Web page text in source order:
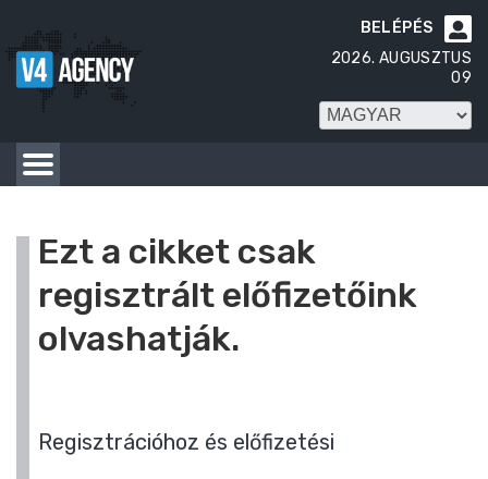

BELÉPÉS
2026. AUGUSZTUS
09
Ezt a cikket csak
regisztrált előfizetőink
olvashatják.
Regisztrációhoz és előfizetési